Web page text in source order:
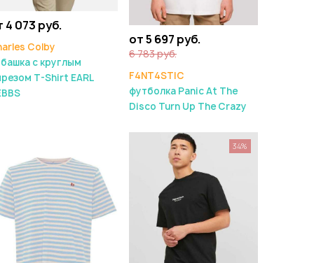
4 073 руб.
Colby
с круглым
T-Shirt EARL
от 5 697 руб.
6 783 руб.
F4NT4STIC
футболка Panic At The
Disco Turn Up The Crazy
34%